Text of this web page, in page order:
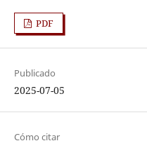
PDF
Publicado
2025-07-05
Cómo citar